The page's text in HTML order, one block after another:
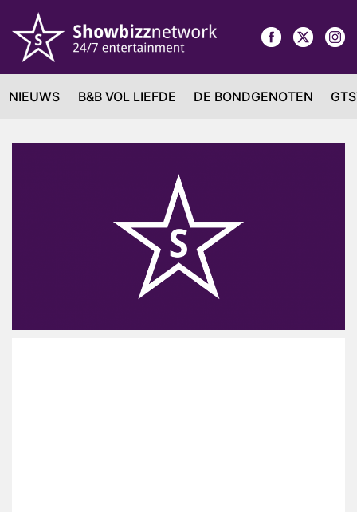
NIEUWS B&B VOL LIEFDE DE BONDGENOTEN